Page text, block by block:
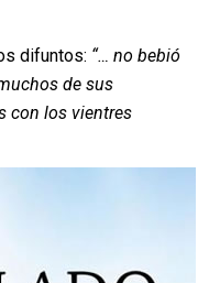
difuntos: “… no bebió
de sus
con los vientres